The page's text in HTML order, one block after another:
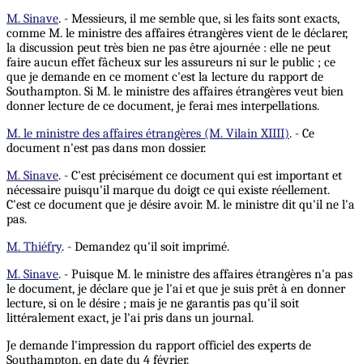
M. Sinave. - Messieurs, il me semble que, si les faits sont exacts,
comme M. le ministre des affaires étrangères vient de le déclarer,
la discussion peut très bien ne pas être ajournée : elle ne peut
faire aucun effet fâcheux sur les assureurs ni sur le public ; ce
que je demande en ce moment c'est la lecture du rapport de
Southampton. Si M. le ministre des affaires étrangères veut bien
donner lecture de ce document, je ferai mes interpellations.
M. le ministre des affaires étrangères (M. Vilain XIIII). - Ce
document n'est pas dans mon dossier.
M. Sinave. - C'est précisément ce document qui est important et
nécessaire puisqu'il marque du doigt ce qui existe réellement.
C'est ce document que je désire avoir. M. le ministre dit qu'il ne l'a
pas.
M. Thiéfry. - Demandez qu'il soit imprimé.
M. Sinave. - Puisque M. le ministre des affaires étrangères n'a pas
le document, je déclare que je l'ai et que je suis prêt à en donner
lecture, si on le désire ; mais je ne garantis pas qu'il soit
littéralement exact, je l'ai pris dans un journal.
Je demande l'impression du rapport officiel des experts de
Southampton, en date du 4 février.